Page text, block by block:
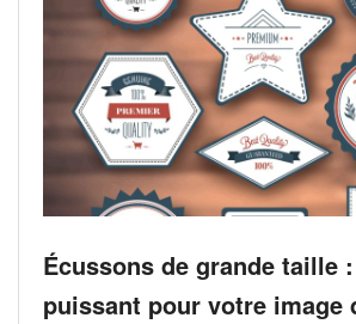
Écussons de grande taille
puissant pour votre image